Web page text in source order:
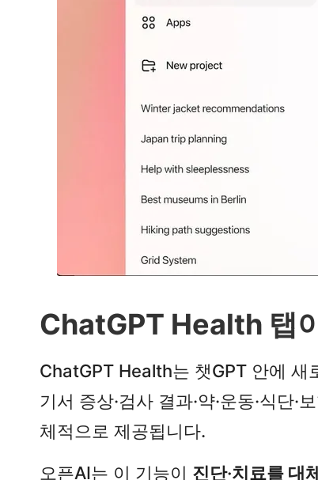
ChatGPT Health 탭
ChatGPT Health는 챗GPT 안에 새
기서 증상·검사 결과·약·운동·식단
체적으로 제공됩니다.​
오픈AI는 이 기능이 진단·치료를 대